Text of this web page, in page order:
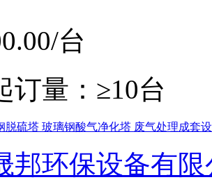
/台
订量： ≥10台
脱硫塔 玻璃钢酸气净化塔 废气处理成套
邦环保设备有限